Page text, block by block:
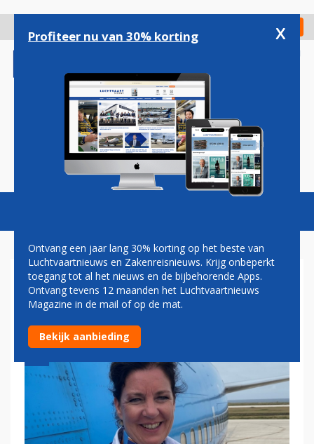
gaan
Check in
Magazine Podcasts Vacatures
VNC NEEMT AFSCHEID VAN
INGRID BRAMA
Profiteer nu van 30% korting x
Ontvang een jaar lang 30% korting op het beste van
Luchtvaartnieuws en Zakenreisnieuws. Krijg onbeperkt
toegang tot al het nieuws en de bijbehorende Apps.
Ontvang tevens 12 maanden het Luchtvaartnieuws
Magazine in de mail of op de mat.
Bekijk aanbieding